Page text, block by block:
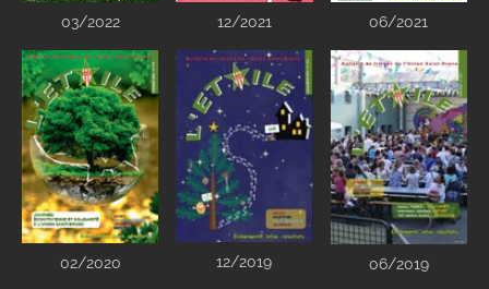
03/2022 12/2021 06/2021
02/2020 12/2019 06/2019